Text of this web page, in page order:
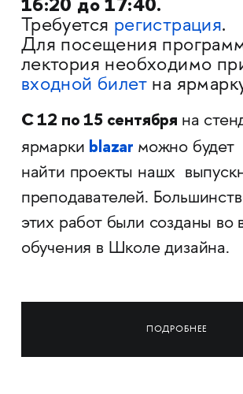
Требуется регистрация.
Для посещения
лектория необходимо
входной билет на
С 12 по 15 сентября на
ярмарки blazar можно будет
найти проекты нашх
преподавателей.
этих работ были созданы во
обучения в Школе дизайна.
ПОДРОБНЕЕ